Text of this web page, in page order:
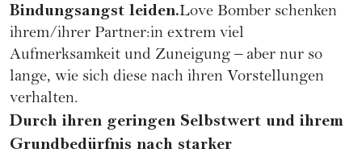
Bindungsangst leiden.Love Bomber schenken
ihrem/ihrer Partner:in extrem viel
Aufmerksamkeit und Zuneigung – aber nur so
lange, wie sich diese nach ihren Vorstellungen
verhalten.
Durch ihren geringen Selbstwert und ihrem
Grundbedürfnis nach starker